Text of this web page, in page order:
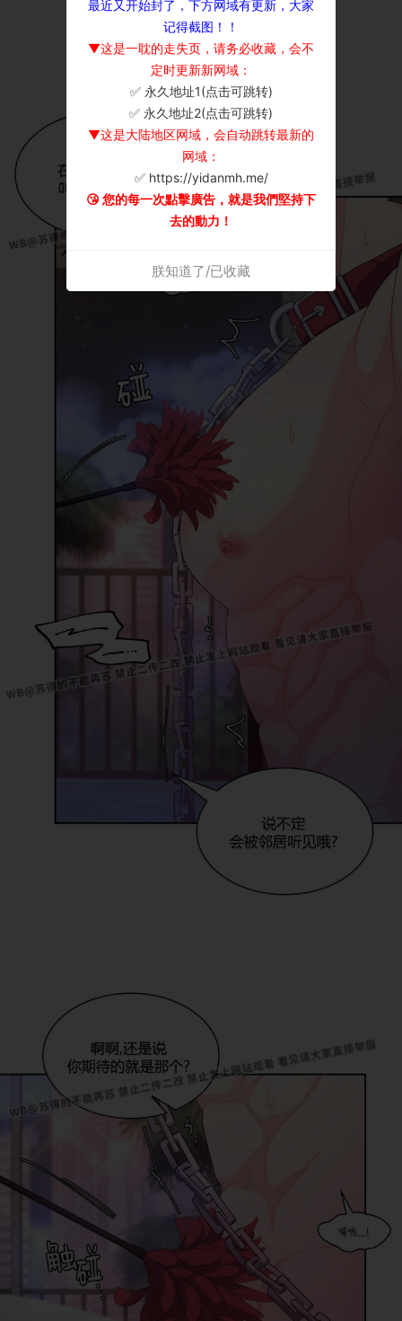
最近又开始封了，下方网域有更新，大家
记得截图！！
▼这是一耽的走失页，请务必收藏，会不
定时更新新网域：
✅ 永久地址1(点击可跳转)
✅ 永久地址2(点击可跳转)
▼这是大陆地区网域，会自动跳转最新的
网域：
✅ https://yidanmh.me/
😘 您的每一次點擊廣告，就是我們堅持下
去的動力！
朕知道了/已收藏